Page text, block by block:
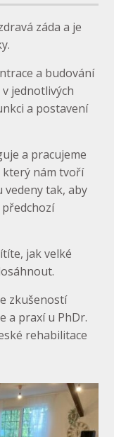
záda a je
a budování
jednotlivých
a postavení
a pracujeme
nám tvoří
vedeny tak, aby
jak velké
zkušeností
a praxí u PhDr.
rehabilitace